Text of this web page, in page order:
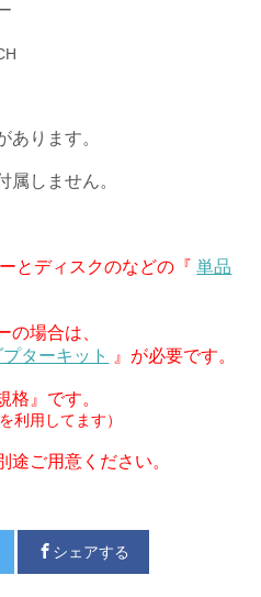
あります。
しません。
とディスクのなどの『単品
の場合は、
ターキット 』が必要です。
格』です。
利用してます）
途ご用意ください。
シェアする